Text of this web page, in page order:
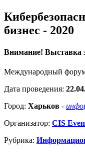
бизнес - 2020
Внимание! Выставка
Международный
Дата проведения:
Город: Харьков -
Организатор: CIS
Рубрика: